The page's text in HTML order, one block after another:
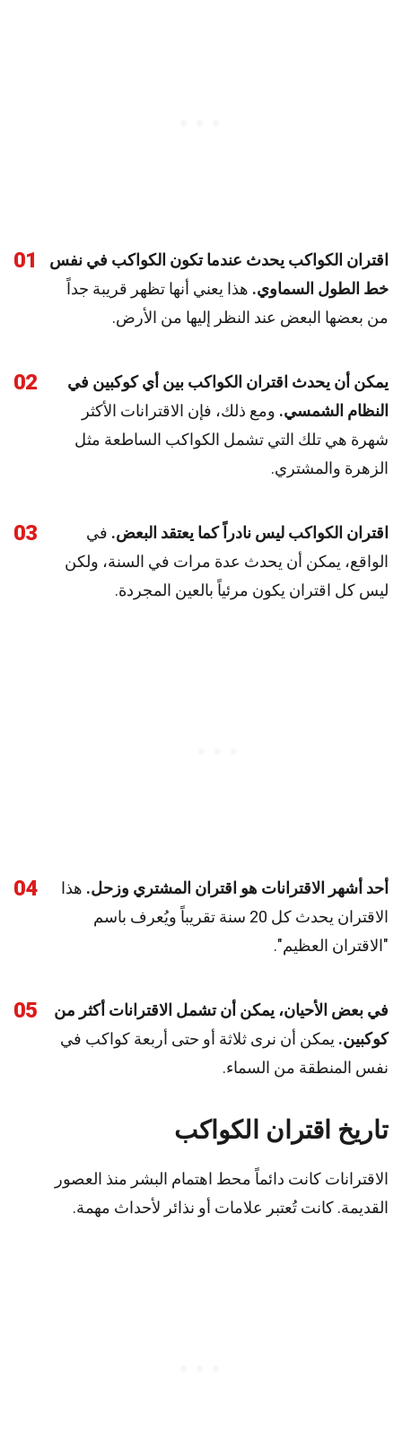
01
اقتران الكواكب يحدث عندما تكون الكواكب في نفس
خط الطول السماوي. هذا يعني أنها تظهر قريبة جداً
من بعضها البعض عند النظر إليها من الأرض.
02
يمكن أن يحدث اقتران الكواكب بين أي كوكبين في
النظام الشمسي. ومع ذلك، فإن الاقترانات الأكثر
شهرة هي تلك التي تشمل الكواكب الساطعة مثل
الزهرة والمشتري.
03 اقتران الكواكب ليس نادراً كما يعتقد البعض. في
الواقع، يمكن أن يحدث عدة مرات في السنة، ولكن
ليس كل اقتران يكون مرئياً بالعين المجردة.
04 أحد أشهر الاقترانات هو اقتران المشتري وزحل. هذا
الاقتران يحدث كل 20 سنة تقريباً ويُعرف باسم
"الاقتران العظيم".
05
في بعض الأحيان، يمكن أن تشمل الاقترانات أكثر من
كوكبين. يمكن أن نرى ثلاثة أو حتى أربعة كواكب في
نفس المنطقة من السماء.
تاريخ اقتران الكواكب
الاقترانات كانت دائماً محط اهتمام البشر منذ العصور
القديمة. كانت تُعتبر علامات أو نذائر لأحداث مهمة.